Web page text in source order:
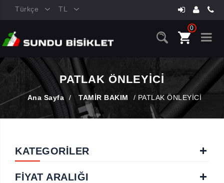
Türkçe TL
0
PATLAK ÖNLEYİCİ
Ana Sayfa / TAMİR BAKIM / PATLAK ÖNLEYİCİ
KATEGORİLER
FIYAT ARALIĞI